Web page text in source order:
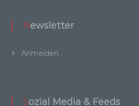
Newsletter
Anmelden
Sozial Media & Feeds
personenbezogene Daten
Verarbeitung